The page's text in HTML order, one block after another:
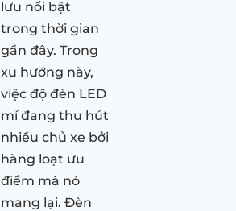
lưu nổi bật
trong thời gian
gần đây. Trong
xu hướng này,
việc độ đèn LED
mí đang thu hút
nhiều chủ xe bởi
hàng loạt ưu
điểm mà nó
mang lại. Đèn